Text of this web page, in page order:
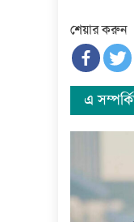
শেয়ার করুন
এ